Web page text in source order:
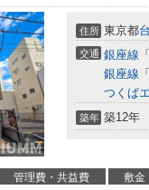
住所 東京都
交通 銀座線 「
銀座線 「
つくば
築年 築12年
管理費・共益費 敷金